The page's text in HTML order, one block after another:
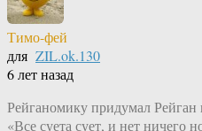
Тимо-фей
для ZIL.ok.130
6 лет назад
Рейганомику придумал Рейган
«Все суета сует, и нет ничего